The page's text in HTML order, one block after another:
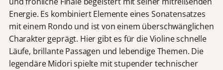
Energie. Es kombiniert Elemente eines Sonatensatzes
mit einem Rondo und ist von einem überschwänglichen
Charakter geprägt. Hier gibt es für die Violine schnelle
Läufe, brillante Passagen und lebendige Themen. Die
legendäre Midori spielte mit stupender technischer